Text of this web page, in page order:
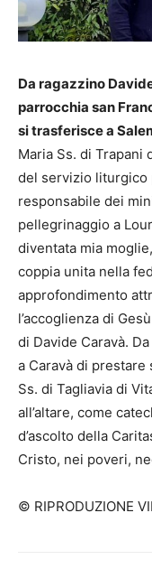
Da ragazzino
parrocchia san
si trasferisce a
Maria Ss. di Trapani
del servizio liturgico
responsabile dei
pellegrinaggio a
diventata mia
coppia unita nella
approfondimento
l’accoglienza di
di Davide Caravà.
a Caravà di
Ss. di Tagliavia di
all’altare, come
d’ascolto della
Cristo, nei poveri,
© RIPRODUZIONE